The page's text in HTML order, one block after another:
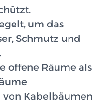
um das
Schmutz und
offene Räume als
von Kabelbäumen